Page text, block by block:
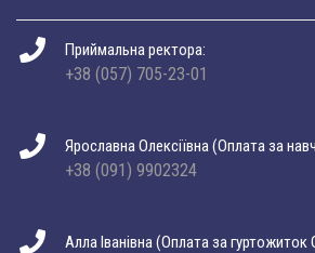
Приймальна ректора:
+38 (057) 705-23-01
Ярославна Олексіївна (Оплата за
+38 (091) 9902324
Алла Іванівна (Оплата за гуртожиток